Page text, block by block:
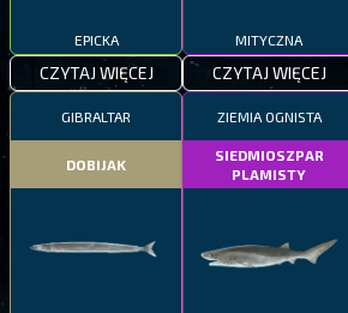
EPICKA
CZYTAJ WIĘCEJ
MITYCZNA
CZYTAJ WIĘCEJ
GIBRALTAR
DOBIJAK
ZIEMIA OGNISTA
SIEDMIOSZPAR
PLAMISTY